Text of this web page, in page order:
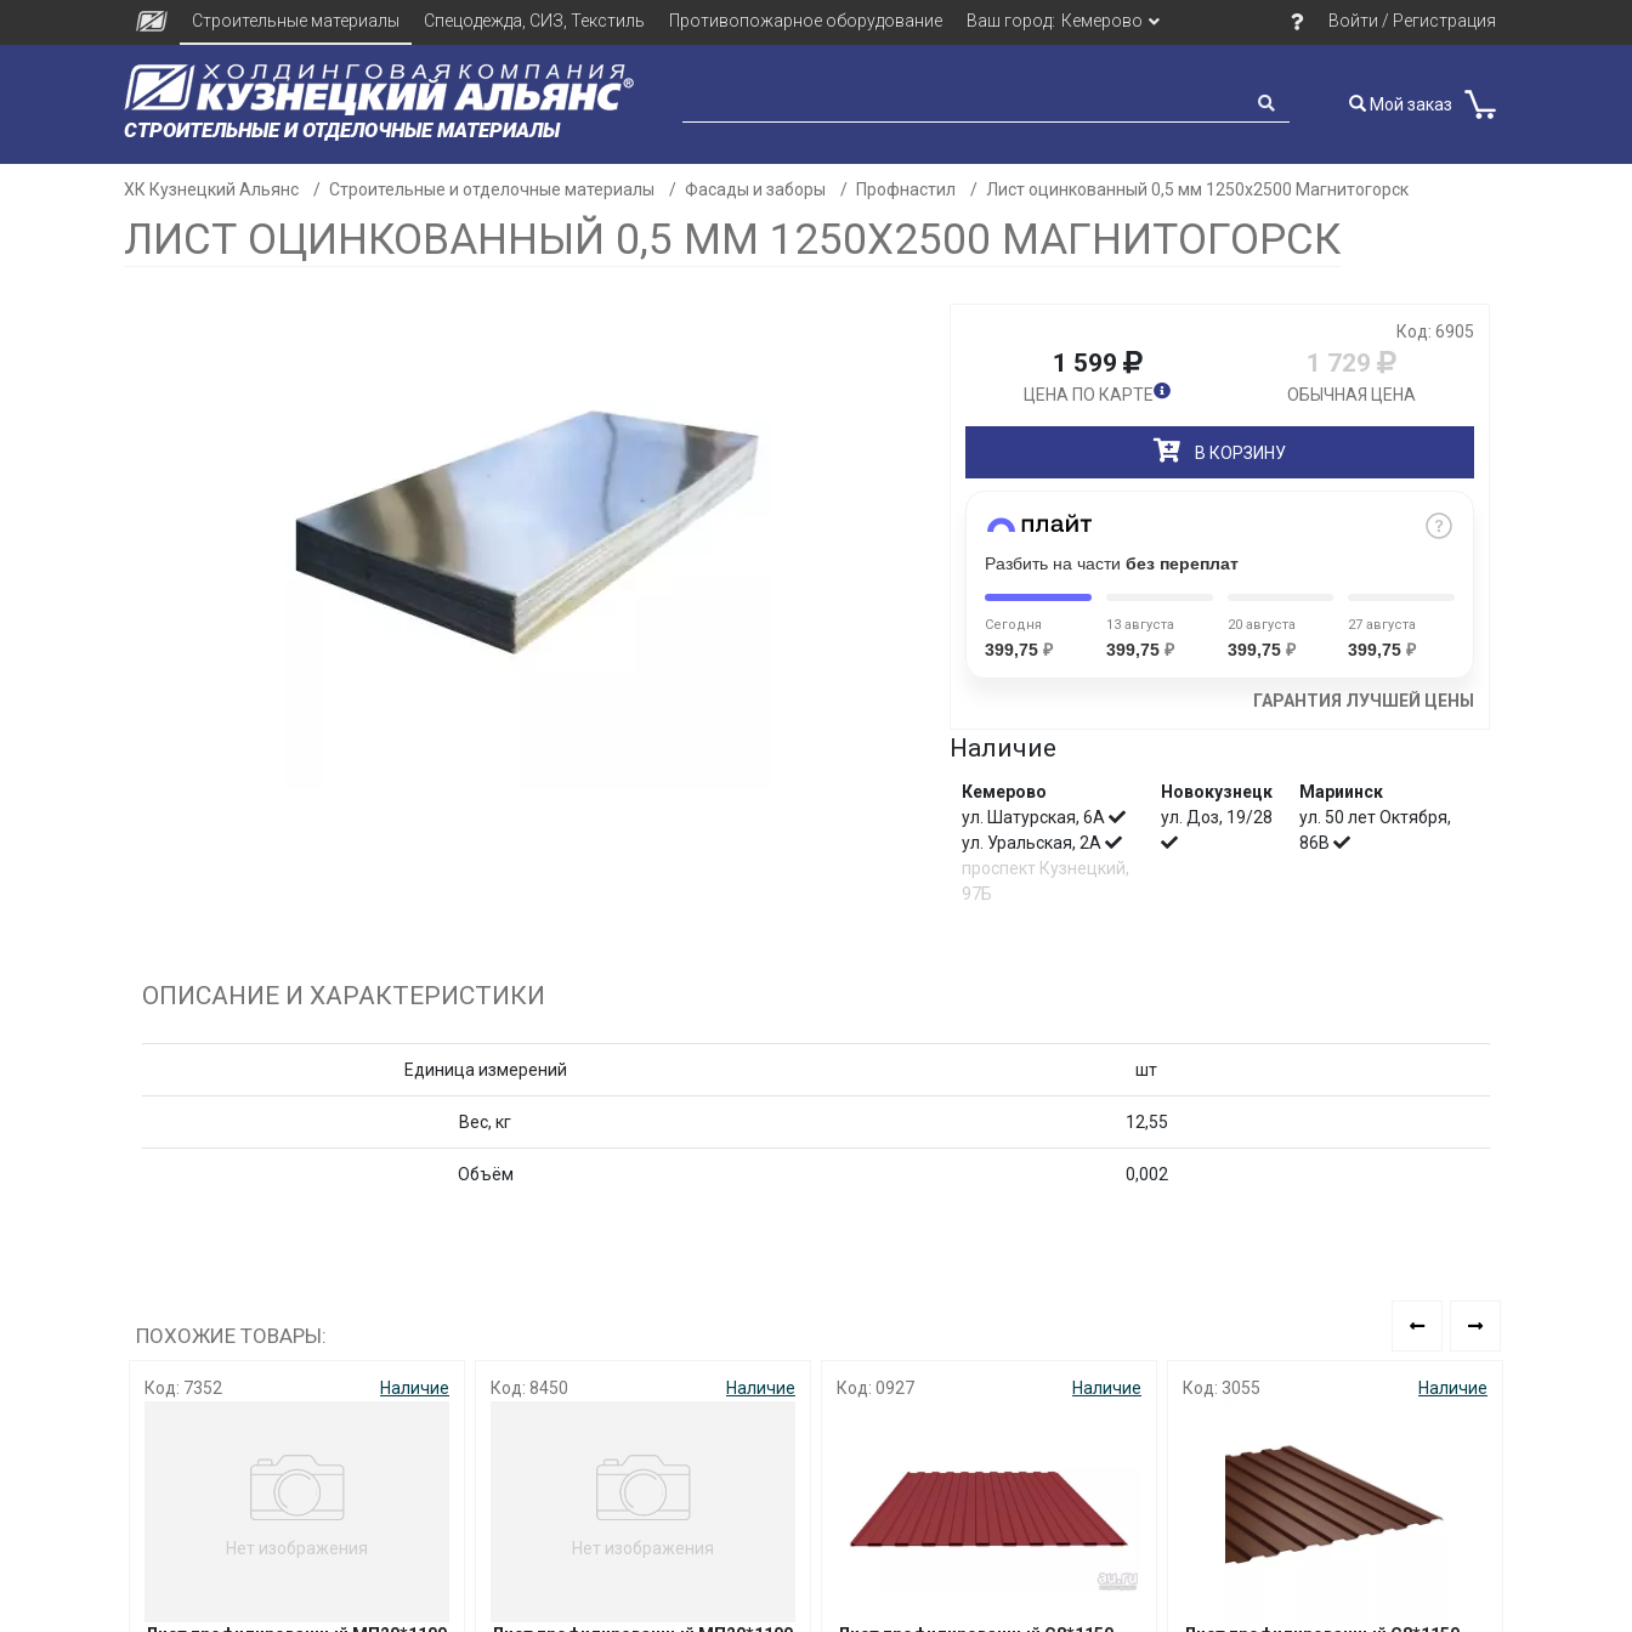
Строительные материалы Спецодежда, СИЗ, Текстиль Противопожарное оборудование Ваш город: Кемерово Войти / Регистрация
СТРОИТЕЛЬНЫЕ И ОТДЕЛОЧНЫЕ МАТЕРИАЛЫ
Мой заказ
ХК Кузнецкий Альянс Строительные и отделочные материалы Фасады и заборы Профнастил Лист оцинкованный 0,5 мм 1250х2500 Магнитогорск
ЛИСТ ОЦИНКОВАННЫЙ 0,5 ММ 1250Х2500 МАГНИТОГОРСК
Код: 6905
1 599
ЦЕНА ПО КАРТЕ
1 729
ОБЫЧНАЯ ЦЕНА
В КОРЗИНУ
Разбить на части без переплат
Сегодня
399,75 ₽
13 августа
399,75 ₽
20 августа
399,75 ₽
27 августа
399,75₽
ГАРАНТИЯ ЛУЧШЕЙ ЦЕНЫ
Наличие
Кемерово
ул. Шатурская, 6А
ул. Уральская, 2А
проспект Кузнецкий,
97Б
Новокузнецк
ул. Доз, 19/28
Мариинск
ул. 50 лет Октября,
86В
ОПИСАНИЕ И ХАРАКТЕРИСТИКИ
Единица измерений шт
Вес, кг 12,55
Объём 0,002
ПОХОЖИЕ ТОВАРЫ:
Код: 8450 Наличие
Нет изображения
Код: 0927 Наличие Код: 3055 Наличие Код: 3812 Наличие
на частибез переплат
График платежей
Сегодня
25